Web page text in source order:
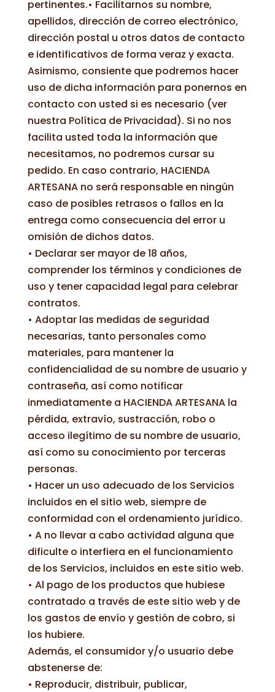
pertinentes.• Facilitarnos su nombre,
apellidos, dirección de correo electrónico,
dirección postal u otros datos de contacto
e identificativos de forma veraz y exacta.
Asimismo, consiente que podremos hacer
uso de dicha información para ponernos en
contacto con usted si es necesario (ver
nuestra Política de Privacidad). Si no nos
facilita usted toda la información que
necesitamos, no podremos cursar su
pedido. En caso contrario, HACIENDA
ARTESANA no será responsable en ningún
caso de posibles retrasos o fallos en la
entrega como consecuencia del error u
omisión de dichos datos.
• Declarar ser mayor de 18 años,
comprender los términos y condiciones de
uso y tener capacidad legal para celebrar
contratos.
• Adoptar las medidas de seguridad
necesarias, tanto personales como
materiales, para mantener la
confidencialidad de su nombre de usuario y
contraseña, así como notificar
inmediatamente a HACIENDA ARTESANA la
pérdida, extravío, sustracción, robo o
acceso ilegítimo de su nombre de usuario,
así como su conocimiento por terceras
personas.
• Hacer un uso adecuado de los Servicios
incluidos en el sitio web, siempre de
conformidad con el ordenamiento jurídico.
• A no llevar a cabo actividad alguna que
dificulte o interfiera en el funcionamiento
de los Servicios, incluidos en este sitio web.
• Al pago de los productos que hubiese
contratado a través de este sitio web y de
los gastos de envío y gestión de cobro, si
los hubiere.
Además, el consumidor y/o usuario debe
abstenerse de:
• Reproducir, distribuir, publicar,